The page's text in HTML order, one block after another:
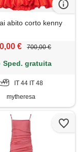
abito corto kenny
€ 700,00 €
Sped. gratuita
IT 44 IT 48
mytheresa